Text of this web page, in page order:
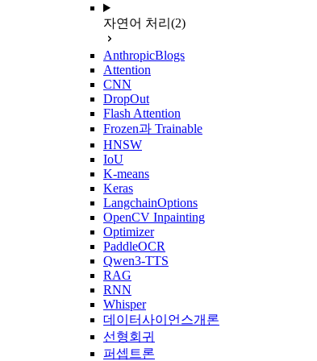
자연어 처리 (2)
AnthropicBlogs
Attention
CNN
DropOut
Flash Attention
Frozen과 Trainable
HNSW
IoU
K-means
Keras
LangchainOptions
OpenCV Inpainting
Optimizer
PaddleOCR
Qwen3-TTS
RAG
RNN
Whisper
데이터사이언스개론
선형회귀
퍼셉트론